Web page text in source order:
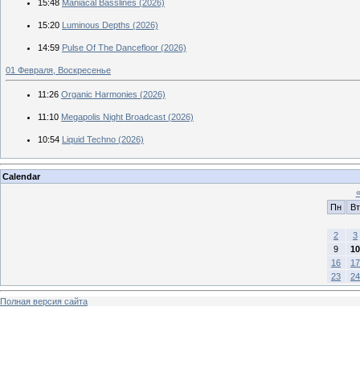
15:48 Maniacal Basslines (2026)
15:20 Luminous Depths (2026)
14:59 Pulse Of The Dancefloor (2026)
01 Февраля, Воскресенье
11:26 Organic Harmonies (2026)
11:10 Megapolis Night Broadcast (2026)
10:54 Liquid Techno (2026)
Calendar
«
Пн
Вт
2
3
9
10
16
17
23
24
Полная версия сайта